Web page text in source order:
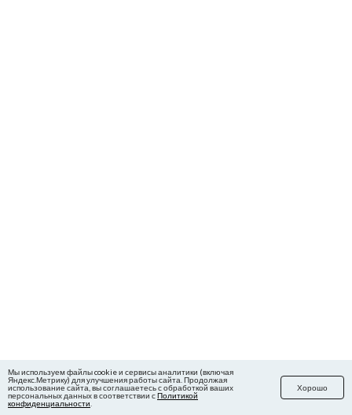
Мы используем файлы cookie и сервисы аналитики (включая
Яндекс.Метрику) для улучшения работы сайта. Продолжая
использование сайта, вы соглашаетесь с обработкой ваших
персональных данных в соответствии сПолитикой
конфиденциальности
Хорошо